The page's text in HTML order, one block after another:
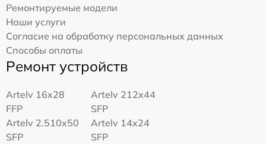
Ремонтируемые модели
Наши услуги
Согласие на обработку персональных данных
Способы оплаты
Ремонт устройств
Artelv 16x28
FFP
Artelv 212x44
SFP
Artelv 2.510x50
SFP
Artelv 14x24
SFP